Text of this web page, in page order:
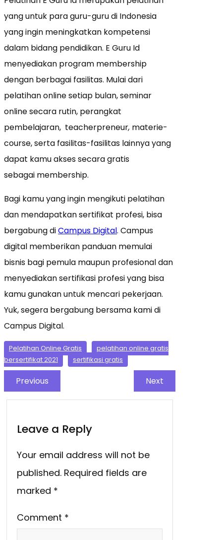
yang untuk para guru-guru di Indonesia
yang ingin meningkatkan kompetensi
dalam bidang pendidikan. E Guru Id
menyediakan program membership
dengan berbagai fasilitas. Mulai dari
pelatihan online setiap bulan, seminar
online secara rutin, perangkat
pembelajaran, teacherpreneur, materie-
course, serta fasilitas-fasilitas lainnya yang
dapat kamu akses secara gratis
sebagai membership.
Bagi kamu yang ingin mengikuti pelatihan
dan mendapatkan sertifikat profesi, bisa
bergabung diCampus Digital. Campus
digital memberikan panduan memulai
bisnis bagi pemula maupun profesional dan
menyediakan sertifikasi profesi yang bisa
kamu gunakan untuk mencari pekerjaan.
Yuk, segera bergabung bersama kami di
Campus Digital.
Pelatihan Online Gratis
pelatihan online gratis
bersertifikat 2021
sertifikasi gratis
Previous Next
Leave a Reply
Your email address will not be
published. Required fields are
marked *
Comment *